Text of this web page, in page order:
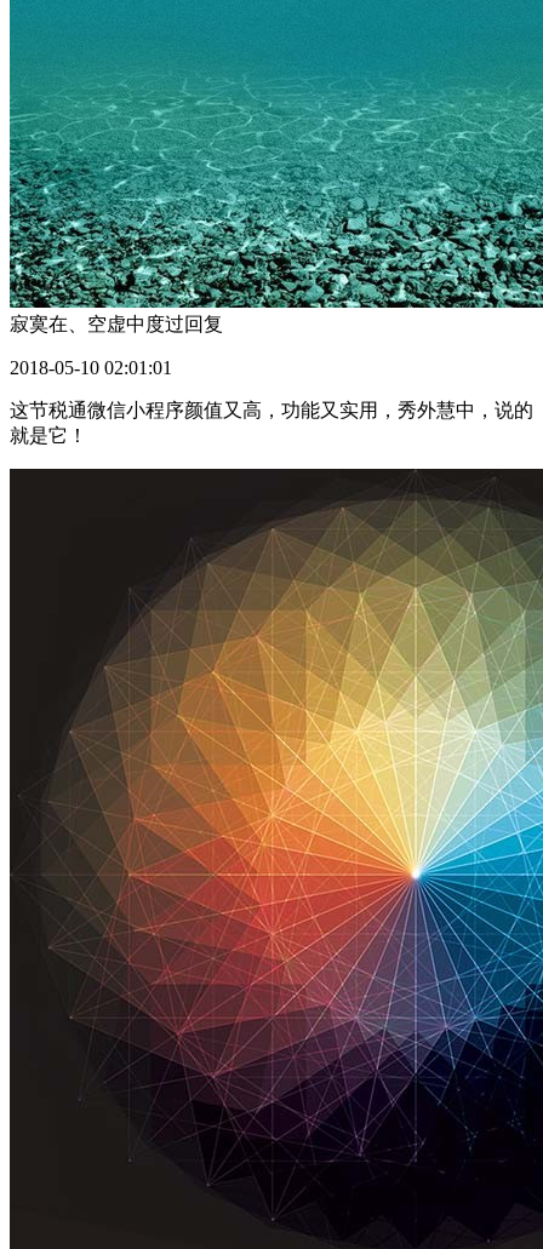
寂寞在、空虚中度过回复
2018-05-10 02:01:01
这节税通微信小程序颜值又高，功能又实用，秀外慧中，说的
就是它！